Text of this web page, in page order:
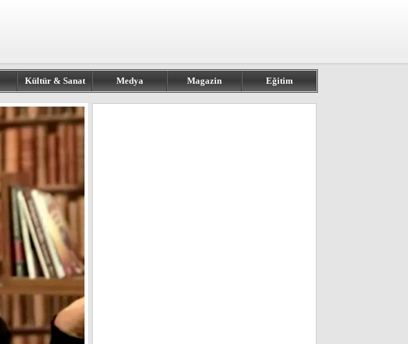
Kültür & Sanat Medya Magazin Eğitim